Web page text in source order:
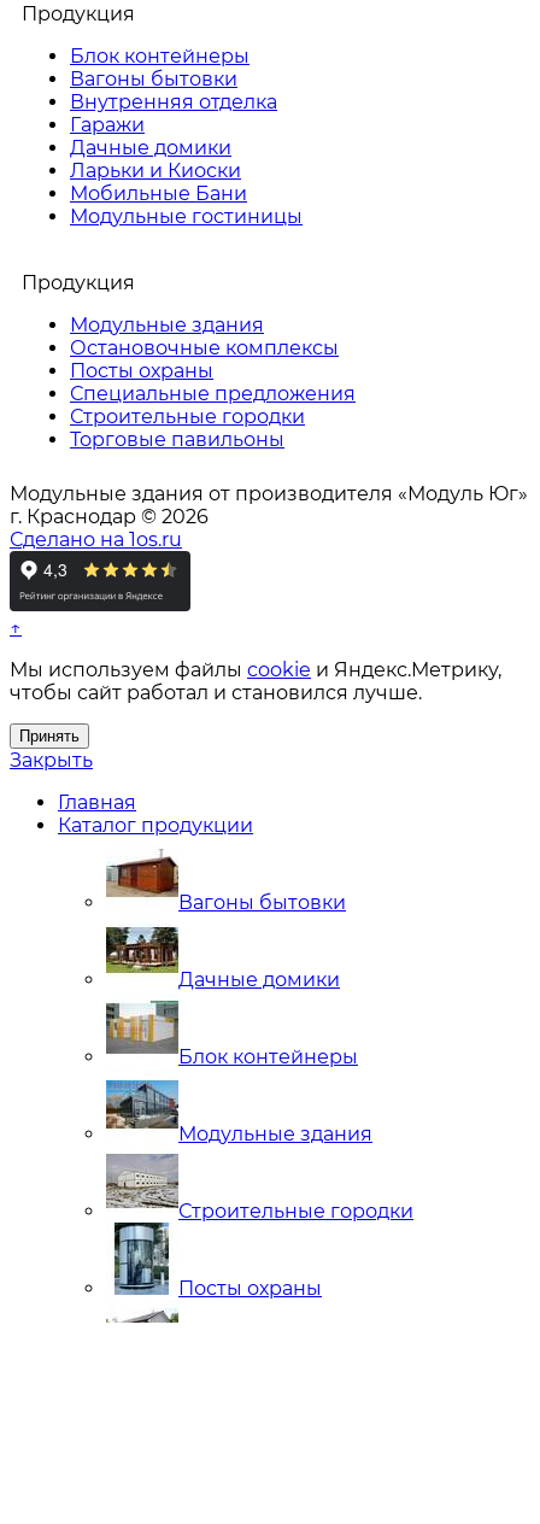
Продукция
Блок контейнеры
Вагоны бытовки
Внутренняя отделка
Гаражи
Дачные домики
Ларьки и Киоски
Мобильные Бани
Модульные гостиницы
Продукция
Модульные здания
Остановочные комплексы
Посты охраны
Специальные предложения
Строительные городки
Торговые павильоны
Модульные здания от производителя «Модуль Юг»
г. Краснодар © 2026
Сделано на 1os.ru
↑
Мы используем файлы cookie и Яндекс.Метрику,
чтобы сайт работал и становился лучше.
Принять
Закрыть
Главная
Каталог продукции
Вагоны бытовки
Дачные домики
Блок контейнеры
Модульные здания
Строительные городки
Посты охраны